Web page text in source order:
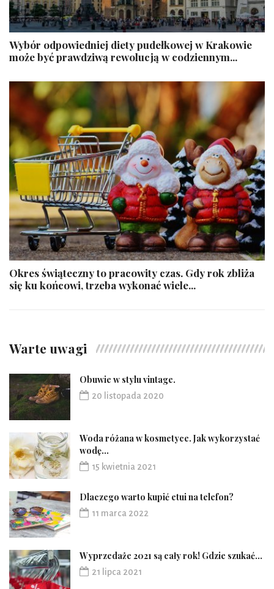
​Wybór odpowiedniej diety pudełkowej w Krakowie
może być prawdziwą rewolucją w codziennym...
Okres świąteczny to pracowity czas. Gdy rok zbliża
się ku końcowi, trzeba wykonać wiele...
Warte uwagi
Obuwie w stylu vintage.
20 listopada 2020
Woda różana w kosmetyce. Jak wykorzystać
wodę...
15 kwietnia 2021
Dlaczego warto kupić etui na telefon?
11 marca 2022
Wyprzedaże 2021 są cały rok! Gdzie szukać...
21 lipca 2021